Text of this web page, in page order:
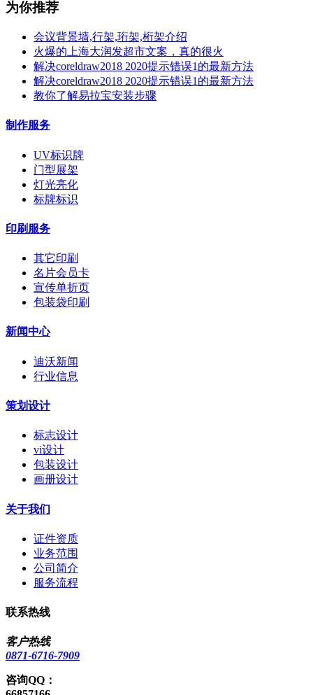
为你推荐
会议背景墙,行架,珩架,桁架介绍
火爆的上海大润发超市文案，真的很火
解决coreldraw2018 2020提示错误1的最新方法
解决coreldraw2018 2020提示错误1的最新方法
教你了解易拉宝安装步骤
制作服务
UV标识牌
门型展架
灯光亮化
标牌标识
印刷服务
其它印刷
名片会员卡
宣传单折页
包装袋印刷
新闻中心
迪沃新闻
行业信息
策划设计
标志设计
vi设计
包装设计
画册设计
关于我们
证件资质
业务范围
公司简介
服务流程
联系热线
客户热线
0871-6716-7909
咨询QQ：